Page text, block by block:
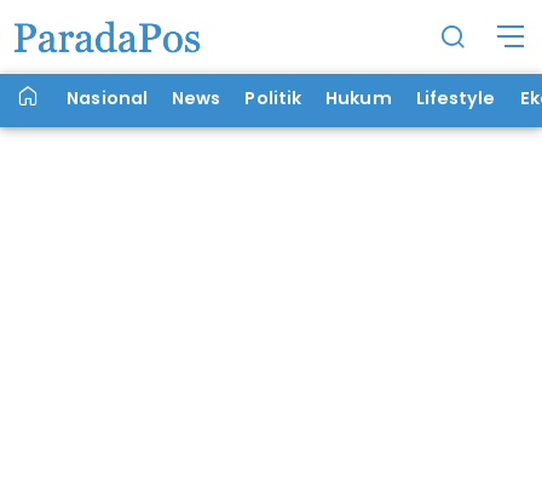
Nasional News Politik Hukum Lifestyle